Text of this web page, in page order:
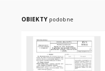
OBIEKTY podobne